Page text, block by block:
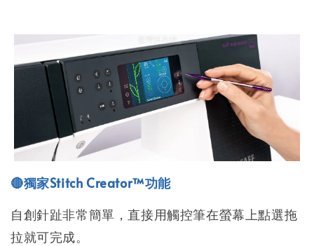
🔴獨家Stitch Creator™功能
自創針趾非常簡單，直接用觸控筆在螢幕上點選拖
拉就可完成。